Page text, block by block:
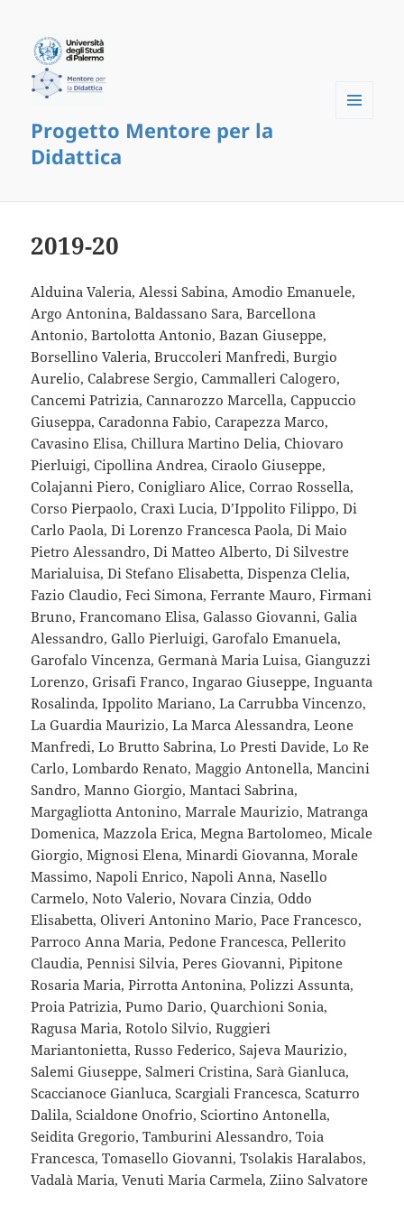
Progetto Mentore per la
Didattica
2019-20
Alduina Valeria, Alessi Sabina, Amodio Emanuele,
Argo Antonina, Baldassano Sara, Barcellona
Antonio, Bartolotta Antonio, Bazan Giuseppe,
Borsellino Valeria, Bruccoleri Manfredi, Burgio
Aurelio, Calabrese Sergio, Cammalleri Calogero,
Cancemi Patrizia, Cannarozzo Marcella, Cappuccio
Giuseppa, Caradonna Fabio, Carapezza Marco,
Cavasino Elisa, Chillura Martino Delia, Chiovaro
Pierluigi, Cipollina Andrea, Ciraolo Giuseppe,
Colajanni Piero, Conigliaro Alice, Corrao Rossella,
Corso Pierpaolo, Craxì Lucia, D’Ippolito Filippo, Di
Carlo Paola, Di Lorenzo Francesca Paola, Di Maio
Pietro Alessandro, Di Matteo Alberto, Di Silvestre
Marialuisa, Di Stefano Elisabetta, Dispenza Clelia,
Fazio Claudio, Feci Simona, Ferrante Mauro, Firmani
Bruno, Francomano Elisa, Galasso Giovanni, Galia
Alessandro, Gallo Pierluigi, Garofalo Emanuela,
Garofalo Vincenza, Germanà Maria Luisa, Gianguzzi
Lorenzo, Grisafi Franco, Ingarao Giuseppe, Inguanta
Rosalinda, Ippolito Mariano, La Carrubba Vincenzo,
La Guardia Maurizio, La Marca Alessandra, Leone
Manfredi, Lo Brutto Sabrina, Lo Presti Davide, Lo Re
Carlo, Lombardo Renato, Maggio Antonella, Mancini
Sandro, Manno Giorgio, Mantaci Sabrina,
Margagliotta Antonino, Marrale Maurizio, Matranga
Domenica, Mazzola Erica, Megna Bartolomeo, Micale
Giorgio, Mignosi Elena, Minardi Giovanna, Morale
Massimo, Napoli Enrico, Napoli Anna, Nasello
Carmelo, Noto Valerio, Novara Cinzia, Oddo
Elisabetta, Oliveri Antonino Mario, Pace Francesco,
Parroco Anna Maria, Pedone Francesca, Pellerito
Claudia, Pennisi Silvia, Peres Giovanni, Pipitone
Rosaria Maria, Pirrotta Antonina, Polizzi Assunta,
Proia Patrizia, Pumo Dario, Quarchioni Sonia,
Ragusa Maria, Rotolo Silvio, Ruggieri
Mariantonietta, Russo Federico, Sajeva Maurizio,
Salemi Giuseppe, Salmeri Cristina, Sarà Gianluca,
Scaccianoce Gianluca, Scargiali Francesca, Scaturro
Dalila, Scialdone Onofrio, Sciortino Antonella,
Seidita Gregorio, Tamburini Alessandro, Toia
Francesca, Tomasello Giovanni, Tsolakis Haralabos,
Vadalà Maria, Venuti Maria Carmela, Ziino Salvatore